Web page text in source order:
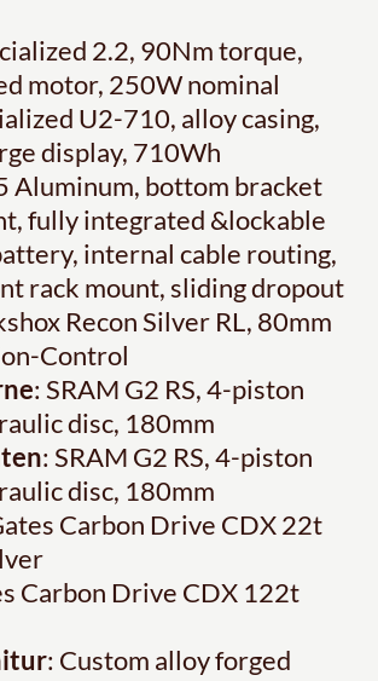
2.2, 90Nm torque,
motor, 250W nominal
U2-710, alloy casing,
display, 710Wh
Aluminum, bottom bracket
fully integrated &lockable
internal cable routing,
rack mount, sliding dropout
Recon Silver RL, 80mm
Control
: SRAM G2 RS, 4-piston
disc, 180mm
: SRAM G2 RS, 4-piston
disc, 180mm
Carbon Drive CDX 22t
Carbon Drive CDX 122t
: Custom alloy forged